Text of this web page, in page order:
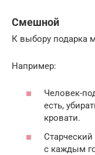
Смешной
К выбору подарка
Например:
Человек-
есть,
кровати.
с каждым